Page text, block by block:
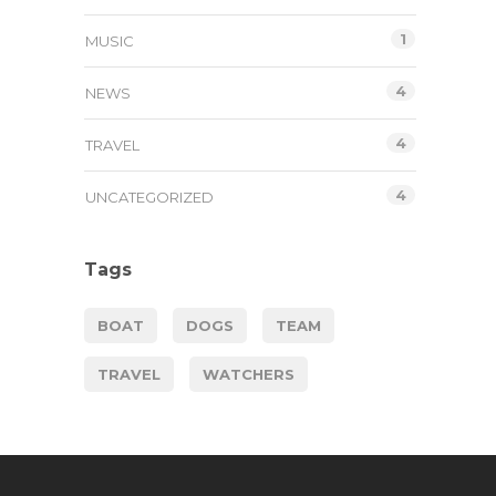
MUSIC 1
NEWS 4
TRAVEL 4
UNCATEGORIZED 4
Tags
BOAT DOGS TEAM
TRAVEL WATCHERS